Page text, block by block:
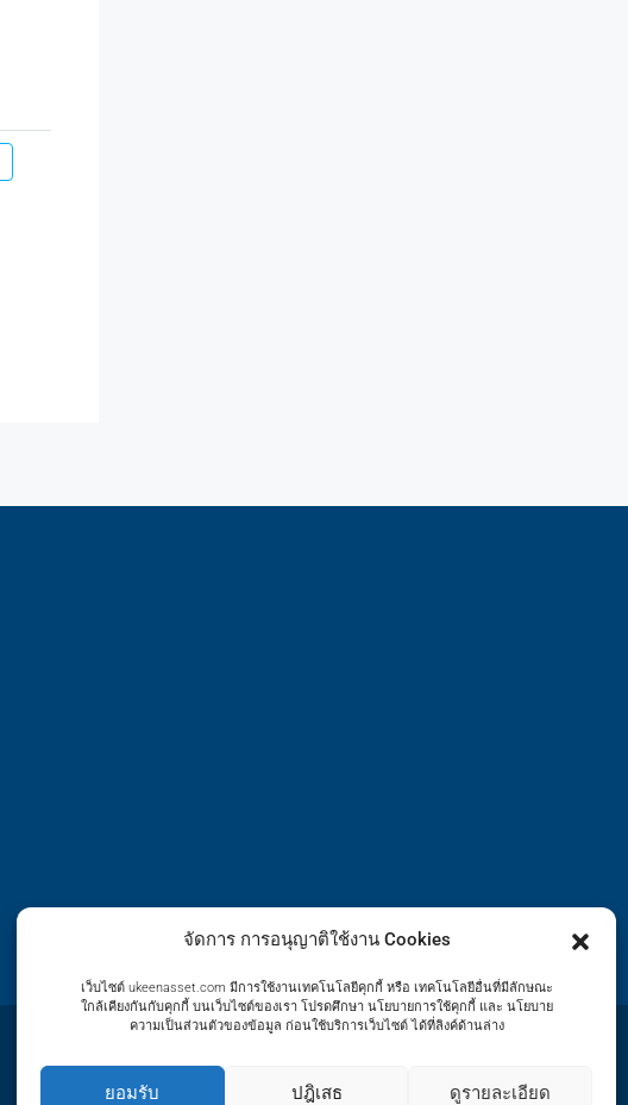
จัดการ การอนุญาติใช้งาน Cookies
เว็บไซต์ ukeenasset.com มีการใช้งานเทคโนโลยีคุกกี้ หรือ เทคโนโลยีอื่นที่มีลักษณะ
ใกล้เคียงกันกับคุกกี้ บนเว็บไซต์ของเรา โปรดศึกษา นโยบายการใช้คุกกี้ และ นโยบาย
ความเป็นส่วนตัวของข้อมูล ก่อนใช้บริการเว็บไซต์ ได้ที่ลิงค์ด้านล่าง
ยอมรับ ปฎิเสธ ดูรายละเอียด